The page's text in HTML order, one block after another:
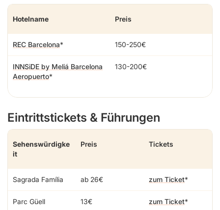
Hotelname Preis
REC Barcelona 150-250€
INNSiDE by Meliá Barcelona
Aeropuerto
130-200€
Eintrittstickets & Führungen
Sehenswürdigke
it
Preis Tickets
Sagrada Família ab 26€ zum Ticket
Parc Güell 13€ zum Ticket